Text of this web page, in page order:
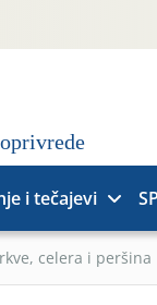
i tečajevi
celera i peršina